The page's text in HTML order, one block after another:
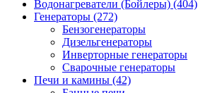
Водонагреватели (Бойлеры) (404)
Генераторы (272)
Бензогенераторы
Дизельгенераторы
Инверторные генераторы
Сварочные генераторы
Печи и камины (42)